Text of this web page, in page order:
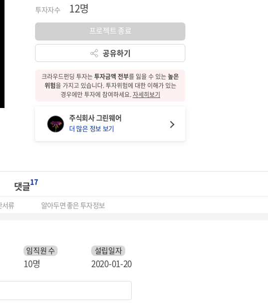
투자자수 12명
프로젝트 종료
공유하기
크라우드펀딩 투자는투자금액 전부를 잃을 수 있는높은
위험을 가지고 있습니다.투자위험에 대한 이해가 있는
경우에만 투자에 참여하세요.자세히보기
주식회사 그린웨어
더 많은 정보 보기
댓글17
서류 알아두면 좋은 투자정보
임직원 수
10명
설립일자
2020-01-20